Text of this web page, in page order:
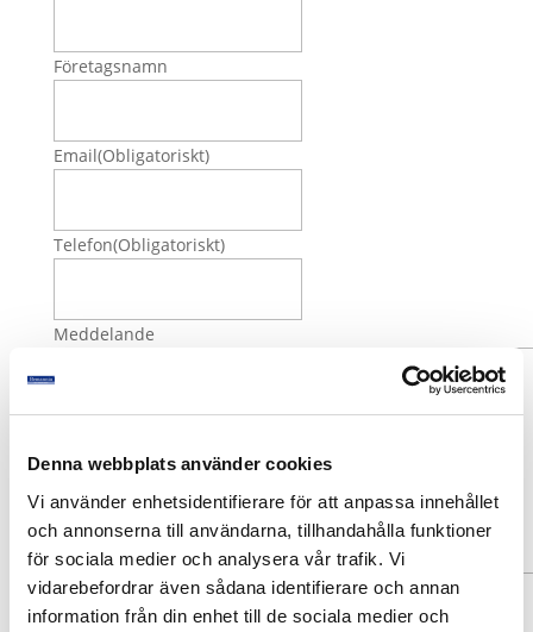
Denna webbplats använder cookies
Vi använder enhetsidentifierare för att anpassa innehållet
och annonserna till användarna, tillhandahålla funktioner
för sociala medier och analysera vår trafik. Vi
vidarebefordrar även sådana identifierare och annan
information från din enhet till de sociala medier och
Företagsnamn
Email(Obligatoriskt)
Telefon(Obligatoriskt)
Meddelande
Skicka